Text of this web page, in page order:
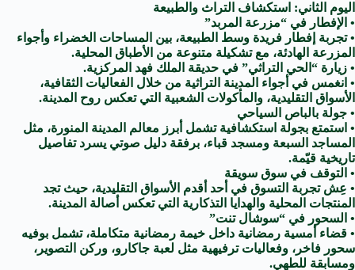
اليوم الثاني: استكشاف التراث والطبيعة
• الإفطار في “مزرعة المربد”
• تجربة إفطار فريدة وسط الطبيعة، بين المساحات الخضراء وأجواء
المزرعة الهادئة، مع تشكيلة متنوعة من الأطباق المحلية.
• زيارة “الحي التراثي” في حديقة الملك فهد المركزية.
• انغمس في أجواء المدينة التراثية من خلال الفعاليات الثقافية،
الأسواق التقليدية، والمأكولات الشعبية التي تعكس روح المدينة.
• جولة بالباص السياحي
• استمتع بجولة استكشافية تشمل أبرز معالم المدينة المنورة، مثل
المساجد السبعة ومسجد قباء، برفقة دليل صوتي يسرد تفاصيل
تاريخية قيّمة.
• التوقف في سوق سويقة
• عِش تجربة التسوق في أحد أقدم الأسواق التقليدية، حيث تجد
المنتجات المحلية والهدايا التذكارية التي تعكس أصالة المدينة.
• السحور في “سوشال تنت”
• قضاء أمسية رمضانية داخل خيمة رمضانية متكاملة، تشمل بوفيه
سحور فاخر، وفعاليات ترفيهية مثل لعبة جاكارو، وركن التصوير،
ومسابقة للطهي.